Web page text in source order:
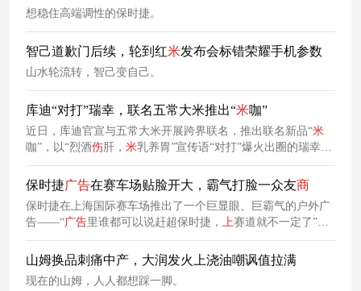
想稳住高端调性的保时捷。
智己道歉门后续，轮到红米发布会标错荣耀手机参数
山水轮流转，智己变自己。
库迪“对打”瑞幸，联名五常大米推出“米咖”
近日，库迪官宣与五常大米开展跨界联名，推出联名新品“米
咖”，以“烈酒伤肝， 米乳养胃”宣传语“对打”爆火出圈的瑞幸与
茅台联名的“酱香拿铁”。
保时捷广告在赛车场贴脸开大，霸气打脸一众友商
保时捷在上海国际赛车场推出了一个巨显眼、巨霸气的户外广
告——“广告里谁都可以说赶超保时捷， 上赛道就不一定了”，
广告文案过于霸气，强势吸引了大众的眼球。
山姆换品刺痛中产，大润发火上浇油嘲讽值拉满
现在的山姆，人人都想踩一脚。